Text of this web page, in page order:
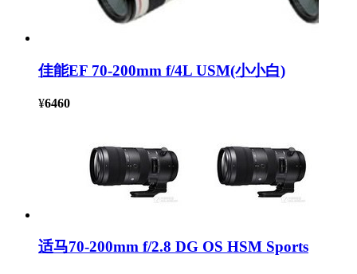
佳能EF 70-200mm f/4L USM(小小白)
¥6460
适马70-200mm f/2.8 DG OS HSM Sports